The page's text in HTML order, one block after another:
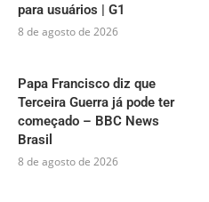
para usuários | G1
8 de agosto de 2026
Papa Francisco diz que
Terceira Guerra já pode ter
começado – BBC News
Brasil
8 de agosto de 2026